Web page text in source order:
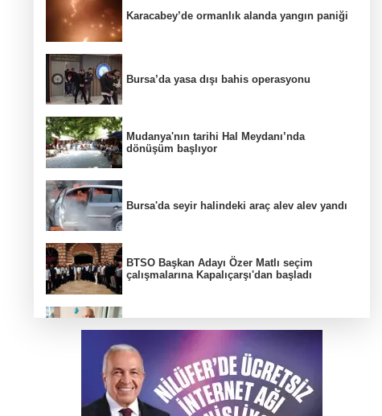
Karacabey’de ormanlık alanda yangın paniği
Bursa’da yasa dışı bahis operasyonu
Mudanya'nın tarihi Hal Meydanı’nda
dönüşüm başlıyor
Bursa'da seyir halindeki araç alev alev yandı
BTSO Başkan Adayı Özer Matlı seçim
çalışmalarına Kapalıçarşı'dan başladı
hayatını kaybetti
Bursa'da hayat kurtaran manevra